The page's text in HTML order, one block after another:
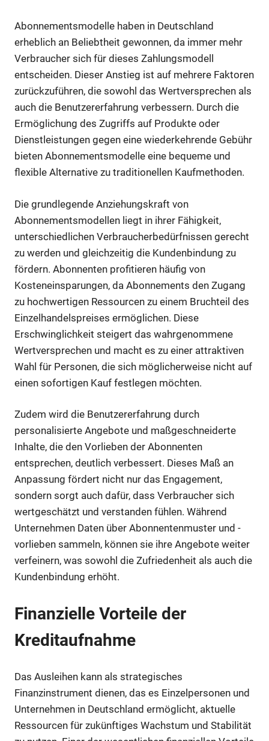
Abonnementsmodelle haben in Deutschland
erheblich an Beliebtheit gewonnen, da immer mehr
Verbraucher sich für dieses Zahlungsmodell
entscheiden. Dieser Anstieg ist auf mehrere Faktoren
zurückzuführen, die sowohl das Wertversprechen als
auch die Benutzererfahrung verbessern. Durch die
Ermöglichung des Zugriffs auf Produkte oder
Dienstleistungen gegen eine wiederkehrende Gebühr
bieten Abonnementsmodelle eine bequeme und
flexible Alternative zu traditionellen Kaufmethoden.
Die grundlegende Anziehungskraft von
Abonnementsmodellen liegt in ihrer Fähigkeit,
unterschiedlichen Verbraucherbedürfnissen gerecht
zu werden und gleichzeitig die Kundenbindung zu
fördern. Abonnenten profitieren häufig von
Kosteneinsparungen, da Abonnements den Zugang
zu hochwertigen Ressourcen zu einem Bruchteil des
Einzelhandelspreises ermöglichen. Diese
Erschwinglichkeit steigert das wahrgenommene
Wertversprechen und macht es zu einer attraktiven
Wahl für Personen, die sich möglicherweise nicht auf
einen sofortigen Kauf festlegen möchten.
Zudem wird die Benutzererfahrung durch
personalisierte Angebote und maßgeschneiderte
Inhalte, die den Vorlieben der Abonnenten
entsprechen, deutlich verbessert. Dieses Maß an
Anpassung fördert nicht nur das Engagement,
sondern sorgt auch dafür, dass Verbraucher sich
wertgeschätzt und verstanden fühlen. Während
Unternehmen Daten über Abonnentenmuster und -
vorlieben sammeln, können sie ihre Angebote weiter
verfeinern, was sowohl die Zufriedenheit als auch die
Kundenbindung erhöht.
Finanzielle Vorteile der
Kreditaufnahme
Das Ausleihen kann als strategisches
Finanzinstrument dienen, das es Einzelpersonen und
Unternehmen in Deutschland ermöglicht, aktuelle
Ressourcen für zukünftiges Wachstum und Stabilität